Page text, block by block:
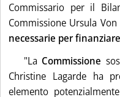
Commissario per il
Commissione Ursula
necessarie per
"La Commissione
Christine Lagarde ha
elemento